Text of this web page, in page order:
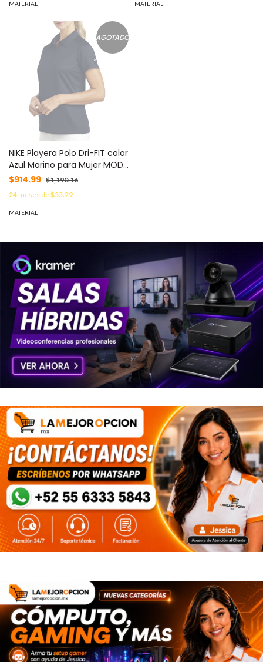
MATERIAL MATERIAL
AGOTADO
NIKE Playera Polo Dri-FIT color
Azul Marino para Mujer MOD:
D354064M/N
$914.99 $1,190.16
24meses de$55.29
MATERIAL